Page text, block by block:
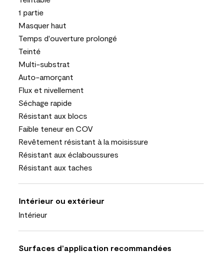
1 partie
Masquer haut
Temps d'ouverture prolongé
Teinté
Multi-substrat
Auto-amorçant
Flux et nivellement
Séchage rapide
Résistant aux blocs
Faible teneur en COV
Revêtement résistant à la moisissure
Résistant aux éclaboussures
Résistant aux taches
Intérieur ou extérieur
Intérieur
Surfaces d’application recommandées